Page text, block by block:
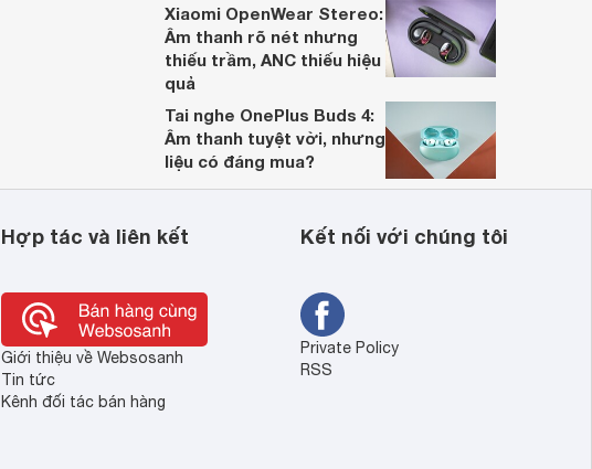
Xiaomi OpenWear Stereo:
Âm thanh rõ nét nhưng
thiếu trầm, ANC thiếu hiệu
quả
Tai nghe OnePlus Buds 4:
Âm thanh tuyệt vời, nhưng
liệu có đáng mua?
Hợp tác và liên kết
Giới thiệu về Websosanh
Tin tức
Kênh đối tác bán hàng
Kết nối với chúng tôi
Private Policy
RSS